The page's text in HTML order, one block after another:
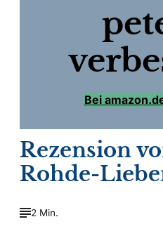
Bei
Rezension
Rohde-
2 Min.